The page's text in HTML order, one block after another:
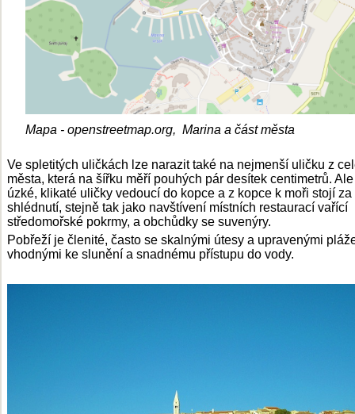
Mapa - openstreetmap.org, Marina a část města
Ve spletitých uličkách lze narazit také na nejmenší uličku z
města, která na šířku měří pouhých pár desítek centimetrů.
úzké, klikaté uličky vedoucí do kopce a z kopce k moři stojí za
shlédnutí, stejně tak jako navštívení místních restaurací vařící
středomořské pokrmy, a obchůdky se suvenýry.
Pobřeží je členité, často se skalnými útesy a upravenými
vhodnými ke slunění a snadnému přístupu do vody.